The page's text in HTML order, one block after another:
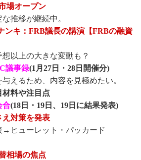
場オープン
推移が継続中。
ンキ：FRB議長の講演【FRBの融資
以上の大きな変動も？
議事録(1月27日・28日開催分)
えるため、内容を見極めたい。
材料や注目点
合(18日・19日、19日に結果発表)
え対策を発表
→ヒューレット・パッカード
相場の焦点